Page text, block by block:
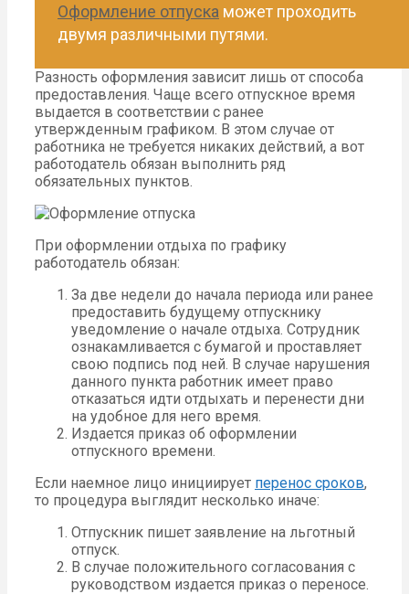
Оформление отпуска может проходить
двумя различными путями.
Разность оформления зависит лишь от способа
предоставления. Чаще всего отпускное время
выдается в соответствии с ранее
утвержденным графиком. В этом случае от
работника не требуется никаких действий, а вот
работодатель обязан выполнить ряд
обязательных пунктов.
При оформлении отдыха по графику
работодатель обязан:
За две недели до начала периода или ранее
предоставить будущему отпускнику
уведомление о начале отдыха. Сотрудник
ознакамливается с бумагой и проставляет
свою подпись под ней. В случае нарушения
данного пункта работник имеет право
отказаться идти отдыхать и перенести дни
на удобное для него время.
Издается приказ об оформлении
отпускного времени.
Если наемное лицо инициирует перенос сроков,
то процедура выглядит несколько иначе:
Отпускник пишет заявление на льготный
отпуск.
В случае положительного согласования с
руководством издается приказ о переносе.